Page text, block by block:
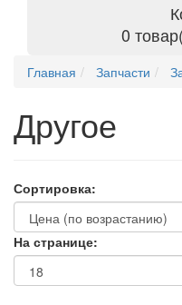
0
Главная Запчасти
Другое
Сортировка:
На странице: